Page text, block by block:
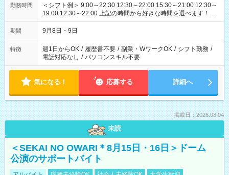
勤務時間
＜シフト例＞ 9:00～22:30 12:30～22:00 15:30～21:00 12:30～
19:00 12:30～22:00 上記の時間から好きな時間を選べます！ ※
時間は変更となる可能性があります
期間 9月8日・9日
特徴 週1日からOK / 履歴書不要 / 副業・WワークOK / シフト勤務 /
電話対応なし / パソコンスキル不要
気になる！ 応募する 詳細へ
掲載日：2026.08.04
未読
＜SEKAI NO OWARI＊8月15日・16日＞ドーム
公演のサポートバイト